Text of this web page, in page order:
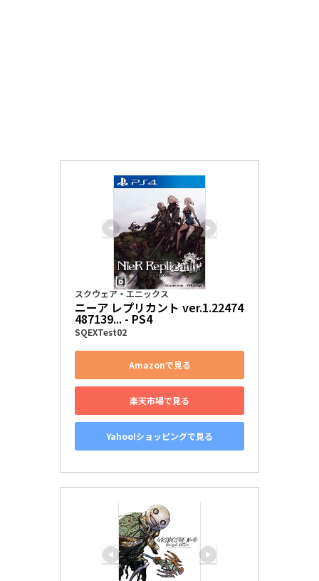
スクウェア・エニックス
ニーア レプリカント ver.1.22474
487139... - PS4
SQEXTest02
Amazonで見る
楽天市場で見る
Yahoo!ショッピングで見る